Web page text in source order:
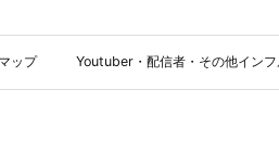
ップ Youtuber・配信者・その他インフ